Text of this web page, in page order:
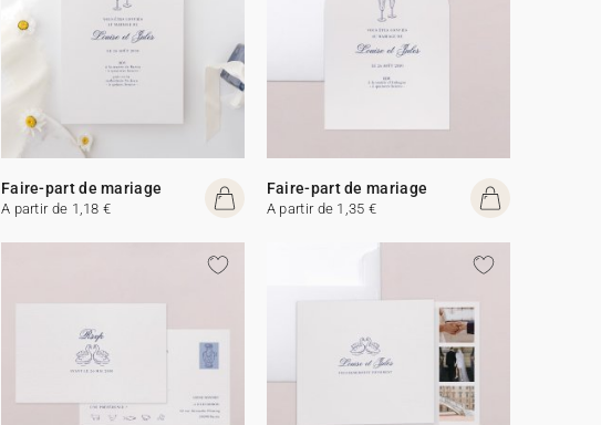
Faire-part de mariage
A partir de 1,18 €
Faire-part de mariage
A partir de 1,35 €